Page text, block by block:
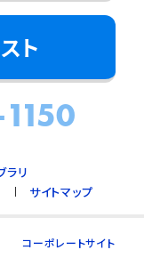
ト
ラリ
サイトマップ
コーポレートサイト